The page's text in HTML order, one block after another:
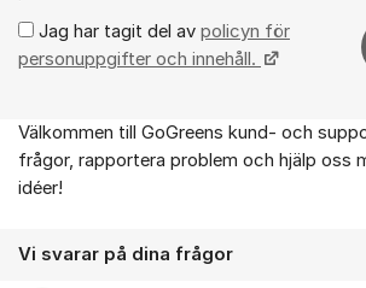
Jag har tagit del av policyn för
personuppgifter och innehåll.
Om forumet
Välkommen till GoGreens kund- och
frågor, rapportera problem och hjälp oss
idéer!
Vi svarar på dina frågor